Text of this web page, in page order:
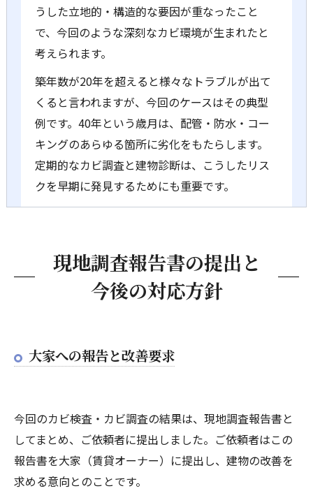
うした立地的・構造的な要因が重なったこと
で、今回のような深刻なカビ環境が生まれたと
考えられます。
築年数が20年を超えると様々なトラブルが出て
くると言われますが、今回のケースはその典型
例です。40年という歳月は、配管・防水・コー
キングのあらゆる箇所に劣化をもたらします。
定期的なカビ調査と建物診断は、こうしたリス
クを早期に発見するためにも重要です。
現地調査報告書の提出と
今後の対応方針
大家への報告と改善要求
今回のカビ検査・カビ調査の結果は、現地調査報告書と
してまとめ、ご依頼者に提出しました。ご依頼者はこの
報告書を大家（賃貸オーナー）に提出し、建物の改善を
求める意向とのことです。